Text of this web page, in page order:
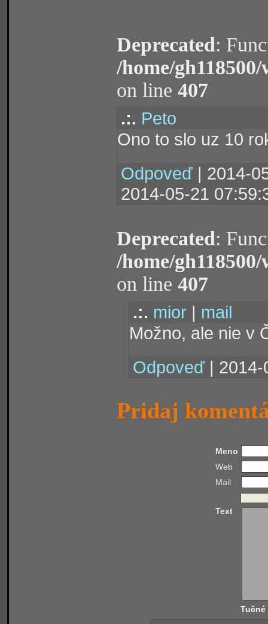
Deprecated:
/home/
on line 407
.:. Peto
Ono to slo uz 10
Odpoveď | 2014-
2014-05-21
Deprecated:
/home/
on line 407
.:. mior | mail
Možno, ale nie v
Odpoveď |
Pridaj
Meno
Web
Mail
Text
Tučné